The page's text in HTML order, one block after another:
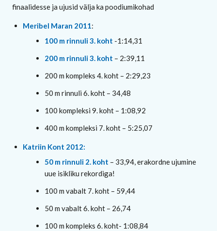
finaalidesse ja ujusid välja ka poodiumikohad
Meribel Maran 2011:
100 m rinnuli3. koht -1:14,31
200 m rinnuli3. koht – 2:39,11
200 m kompleks 4. koht – 2:29,23
50 m rinnuli 6. koht – 34,48
100 kompleksi 9. koht – 1:08,92
400 m kompleksi 7. koht – 5:25,07
Katriin Kont 2012:
50 m rinnuli 2. koht – 33,94, erakordne ujumine
uue isikliku rekordiga!
100 m vabalt 7. koht – 59,44
50 m vabalt 6. koht – 26,74
100 m kompleks 6. koht- 1:08,84